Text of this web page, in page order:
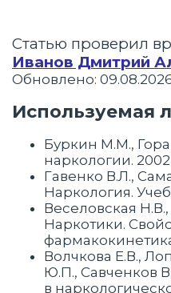
Статью проверил
Иванов Дмитрий
Обновлено:
Используемая
Буркин М.М.,
наркологии. 2002
Гавенко В.Л.,
Наркология.
Веселовская
Наркотики.
Волчкова Е.В.,
Ю.П., Савченков
в